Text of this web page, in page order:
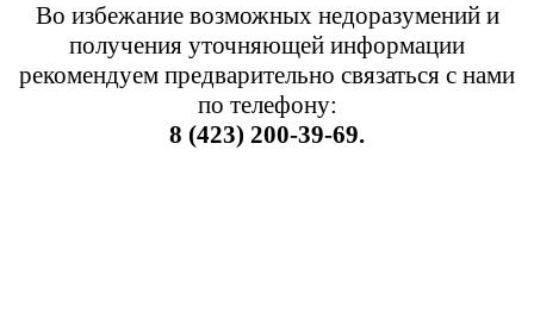
Во избежание возможных недоразумений и
получения уточняющей информации
рекомендуем предварительно связаться с нами
по телефону:
8 (423) 200-39-69.